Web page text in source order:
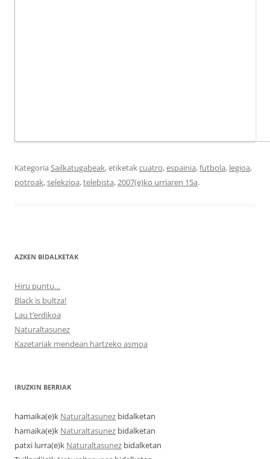
Kategoria Sailkatugabeak, etiketak cuatro,espainia,futbola, legioa,
potroak,selekzioa,telebista, 2007(e)ko urriaren 15a.
AZKEN BIDALKETAK
Hiru puntu…
Black is bultza!
Lau t’erdikoa
Naturaltasunez
Kazetariak mendean hartzeko asmoa
IRUZKIN BERRIAK
hamaika(e)k Naturaltasunez bidalketan
hamaika(e)k Naturaltasunez bidalketan
patxi lurra(e)k Naturaltasunez bidalketan